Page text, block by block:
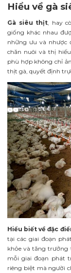
Hiểu về gà
Gà siêu thịt , hay
giống khác nhau
những ưu và nhược
chăn nuôi và thị
phù hợp không chỉ
thịt gà, quyết định
Hiểu biết về đặc
tại các giai đoạn
khỏe và tăng trưởng
mỗi giai đoạn phát
riêng biệt mà người